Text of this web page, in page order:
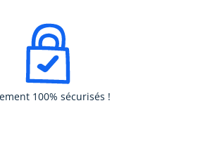
100% sécurisés !